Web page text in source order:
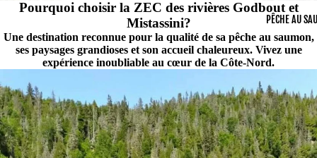
PÊCHE AU
Pourquoi choisir la ZEC des rivières Godbout et
Mistassini?
Une destination reconnue pour la qualité de sa pêche au saumon,
ses paysages grandioses et son accueil chaleureux. Vivez une
expérience inoubliable au cœur de la Côte-Nord.